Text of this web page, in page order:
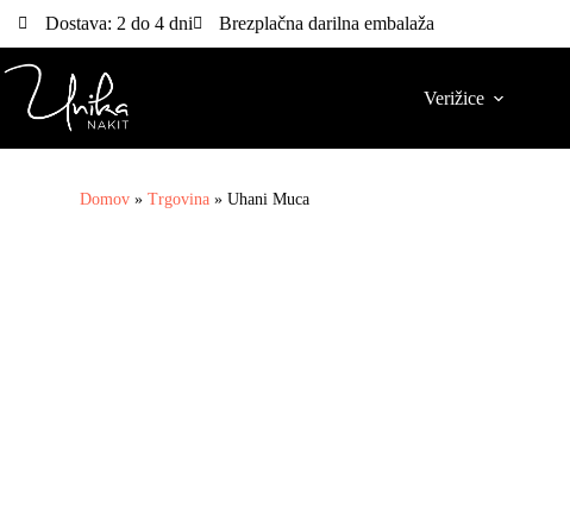
Dostava: 2 do 4 dni Brezplačna darilna embalaža
Verižice
Domov »Trgovina »Uhani Muca